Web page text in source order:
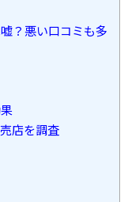
？悪い口コミも多
店を調査